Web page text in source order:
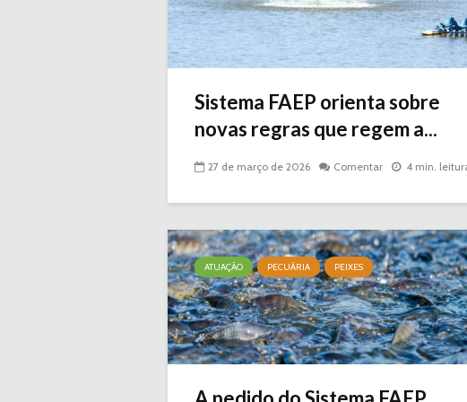
Sistema FAEP orienta sobre
novas regras que regem a...
27 de março de 2026 Comentar 4 min.
ATUAÇÃO PECUÁRIA PEIXES